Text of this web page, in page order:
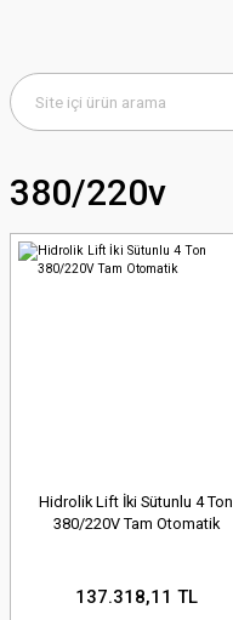
380/220v
Hidrolik Lift İki Sütunlu 4 Ton
380/220V Tam Otomatik
137.318,11 TL